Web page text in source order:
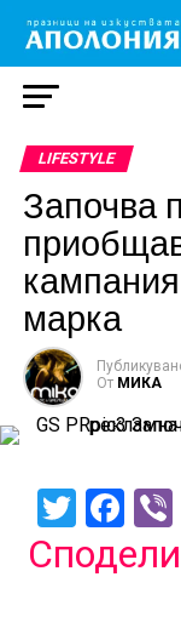
LIFESTYLE
Започва
марка
От МИКА
Сподели